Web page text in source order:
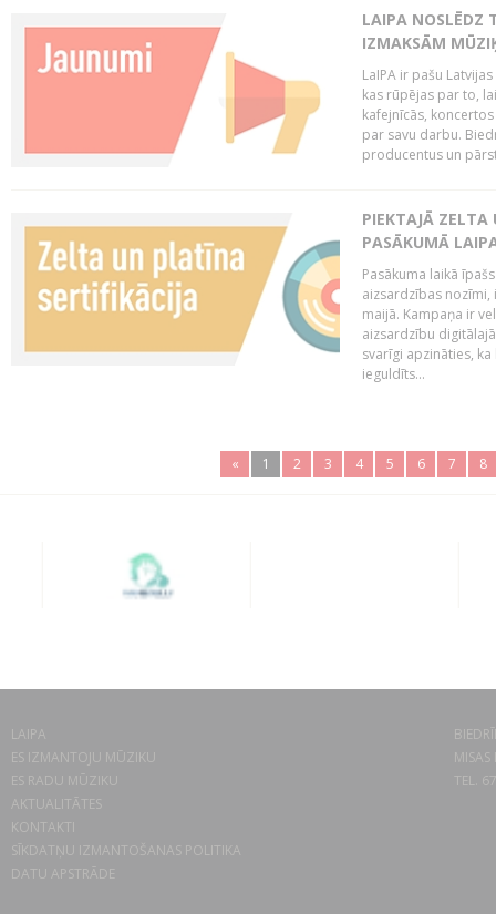
LAIPA NOSLĒDZ
IZMAKSĀM
LaIPA ir pašu
kas rūpējas par to,
kafejnīcās,
par savu darbu.
producentus un
PIEKTAJĀ ZELTA
PASĀKUMĀ
Pasākuma laikā
aizsardzības nozīmi,
maijā. Kampaņa ir
aizsardzību
svarīgi apzināties,
ieguldīts...
« 1 2 3 4 5 6 7 8
LAIPA
ES IZMANTOJU MŪZIKU
ES RADU MŪZIKU
AKTUALITĀTES
KONTAKTI
SĪKDATŅU IZMANTOŠANAS POLITIKA
DATU APSTRĀDE
TEL.